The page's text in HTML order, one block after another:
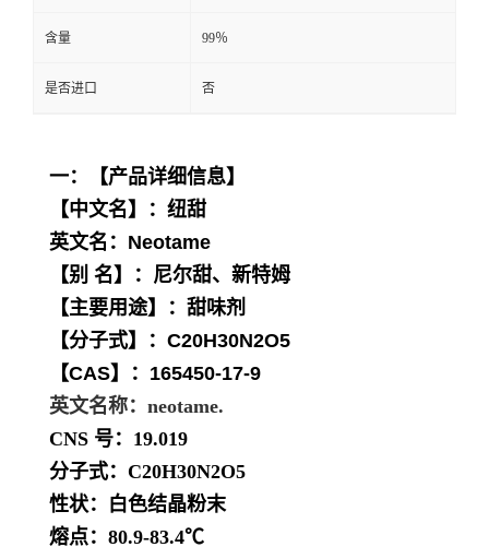
含量 99％
是否进口 否
一：【产品详细信息】
【中文名】：纽甜
英文名：Neotame
【别 名】：尼尔甜、新特姆
【主要用途】：甜味剂
【分子式】：C20H30N2O5
【CAS】：165450-17-9
英文名称：neotame.
CNS 号：19.019
分子式：C20H30N2O5
性状：白色结晶粉末
熔点：80.9-83.4℃